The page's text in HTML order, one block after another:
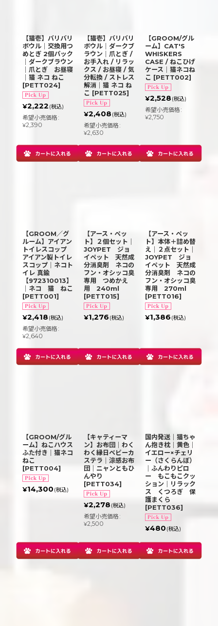
【猫壱】バリバリ
ボウル｜交換用つ
めとぎ 2個パック
｜ダークブラウン
｜爪とぎ お昼寝
｜猫 ネコ ねこ
[PETT024]
¥2,222 (税込)
希望小売価格 :
¥2,390
【猫壱】バリバリ
ボウル｜ダークブ
ラウン｜爪とぎ /
お手入れ / リラッ
クス / お昼寝 / 気
分転換 / ストレス
解消｜猫 ネコ ね
こ [PETT025]
¥2,408 (税込)
希望小売価格 :
¥2,630
【GROOM/グル
ーム】CAT'S
WHISKERS
CASE / ねこひげ
ケース｜猫ネコね
こ [PETT002]
¥2,528 (税込)
希望小売価格 :
¥2,750
【GROOM／グ
ルーム】アイアン
トイレスコップ
アイアン製トイレ
スコップ｜ネコト
イレ 真鍮
【972310013】
｜ネコ 猫 ねこ
[PETT001]
¥2,418 (税込)
希望小売価格 :
¥2,640
【アース・ペッ
ト】２個セット｜
JOYPET ジョ
イペット 天然成
分消臭剤 ネコの
フン・オシッコ臭
専用 つめかえ
用 240ml
[PETT015]
¥1,276 (税込)
【アース・ペッ
ト】本体＋詰め替
え｜２点セット｜
JOYPET ジョ
イペット 天然成
分消臭剤 ネコの
フン・オシッコ臭
専用 270ml
[PETT016]
¥1,386 (税込)
【GROOM/グル
ーム】ねこハウス
ふた付き｜猫ネコ
ねこ
[PETT004]
¥14,300 (税込)
【キャティーマ
ン】お布団｜わく
わく縁日ベビーカ
ステラ｜涼感お布
団｜ニャンともひ
んやり
[PETT034]
¥2,278 (税込)
希望小売価格 :
¥2,500
国内発送｜猫ちゃ
ん抱き枕｜黄色｜
イエロー×チェリ
ー（さくらんぼ）
｜ふんわりピロ
ー もこもこクッ
ション｜リラック
ス くつろぎ 保
護まくら
[PETT036]
¥480 (税込)